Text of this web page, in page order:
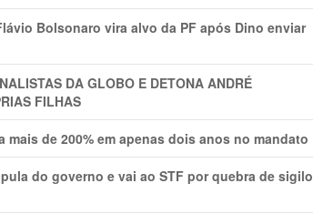
Bolsonaro vira alvo da PF após Dino enviar
DA GLOBO E DETONA ANDRÉ
FILHAS
mais de 200% em apenas dois anos no mandato
do governo e vai ao STF por quebra de sigilo